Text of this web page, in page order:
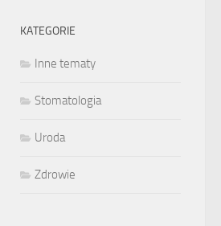
KATEGORIE
Inne tematy
Stomatologia
Uroda
Zdrowie